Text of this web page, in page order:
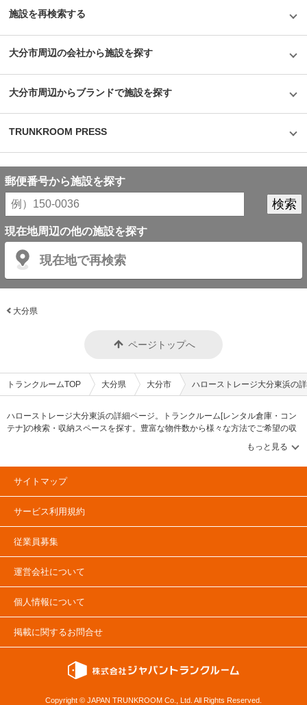
国内トップシェアを誇る企業だが、郊外にあることも多く、車を利用して自
いたいときに使える場所にあるという利点があり、女性が使いずらいという
イメージも安心のセキュリティやクリーンで清潔な部屋といった機能面でも
カバーしている。一度使ってみるとその便利さが気に入り、長く継続して使
施設を再検索する
大分市周辺の会社から施設を探す
大分市周辺からブランドで施設を探す
TRUNKROOM PRESS
郵便番号から施設を探す
現在地周辺の他の施設を探す
現在地で再検索
大分県
ページトップへ
トランクルームTOP 大分県 大分市 ハローストレージ大分東浜の
ハローストレージ大分東浜の詳細ページ。トランクルーム[レンタル倉庫・コン
テナ]の検索・収納スペースを探す。豊富な物件数から様々な方法でご希望の収
納スペースを簡単に探せるトランクルーム情報サイトです。ハローストレージ
大分東浜の住所・最寄りの駅、物件タイプのご紹介や料金表、お得なキャンペ
ーン情報もあります。気になる物件タイプを見つけたら、メールか電話でお問
合せが可能です（無料）。
サイトマップ
サービス利用規約
従業員募集
運営会社について
個人情報について
掲載に関するお問合せ
Copyright © JAPAN TRUNKROOM Co., Ltd. All Rights Reserved.